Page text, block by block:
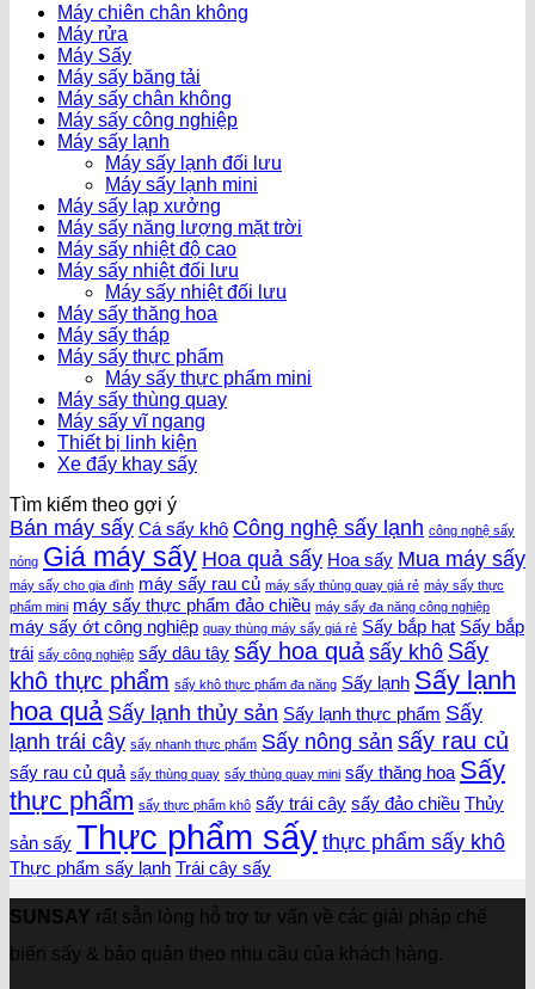
Máy chiên chân không
Máy rửa
Máy Sấy
Máy sấy băng tải
Máy sấy chân không
Máy sấy công nghiệp
Máy sấy lạnh
Máy sấy lạnh đối lưu
Máy sấy lạnh mini
Máy sấy lạp xưởng
Máy sấy năng lượng mặt trời
Máy sấy nhiệt độ cao
Máy sấy nhiệt đối lưu
Máy sấy nhiệt đối lưu
Máy sấy thăng hoa
Máy sấy tháp
Máy sấy thực phẩm
Máy sấy thực phẩm mini
Máy sấy thùng quay
Máy sấy vĩ ngang
Thiết bị linh kiện
Xe đẩy khay sấy
Tìm kiếm theo gợi ý
Bán máy sấy Cá sấy khô Công nghệ sấy lạnh công nghệ sấy
nóng Giá máy sấy Hoa quả sấy Hoa sấy Mua máy sấy
máy sấy cho gia đình máy sấy rau củ máy sấy thùng quay giá rẻ máy sấy thực
phẩm mini máy sấy thực phẩm đảo chiều máy sấy đa năng công nghiệp
máy sấy ớt công nghiệp quay thùng máy sấy giá rẻ Sấy bắp hạt Sấy bắp
trái sấy công nghiệp sấy dâu tây sấy hoa quả sấy khô Sấy
khô thực phẩm sấy khô thực phẩm đa năng Sấy lạnh Sấy lạnh
hoa quả Sấy lạnh thủy sản Sấy lạnh thực phẩm Sấy
lạnh trái cây sấy nhanh thực phẩm Sấy nông sản sấy rau củ
sấy rau củ quả sấy thùng quay sấy thùng quay mini sấy thăng hoa Sấy
thực phẩm sấy thực phẩm khô sấy trái cây sấy đảo chiều Thủy
sản sấy Thực phẩm sấy thực phẩm sấy khô
Thực phẩm sấy lạnh Trái cây sấy
SUNSAY rất sẵn lòng hỗ trợ tư vấn về các giải pháp chế
biến sấy & bảo quản theo nhu cầu của khách hàng.